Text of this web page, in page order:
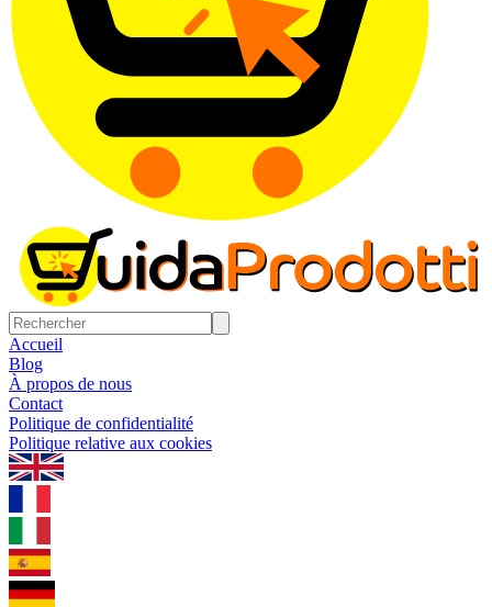
Accueil
Blog
À propos de nous
Contact
Politique de confidentialité
Politique relative aux cookies